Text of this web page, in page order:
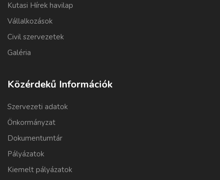
Kutasi Hírek havilap
Vállalkozások
Civil szervezetek
Galéria
Közérdekű Információk
Szervezeti adatok
Önkormányzat
Dokumentumtár
Pályázatok
Kiemelt pályázatok